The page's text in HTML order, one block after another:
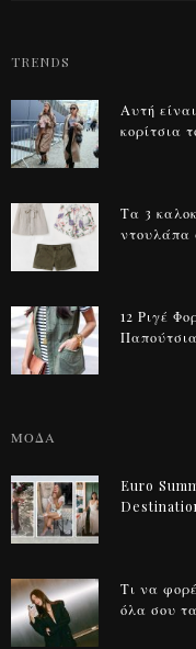
TRENDS
Αυτή
κορίτσια
Τα 3
ντουλάπα
12 Ριγέ
Παπούτσια
ΜΟΔΑ
Euro
Τι να
όλα σου